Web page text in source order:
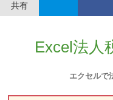
共有
Excel法人
エクセルで